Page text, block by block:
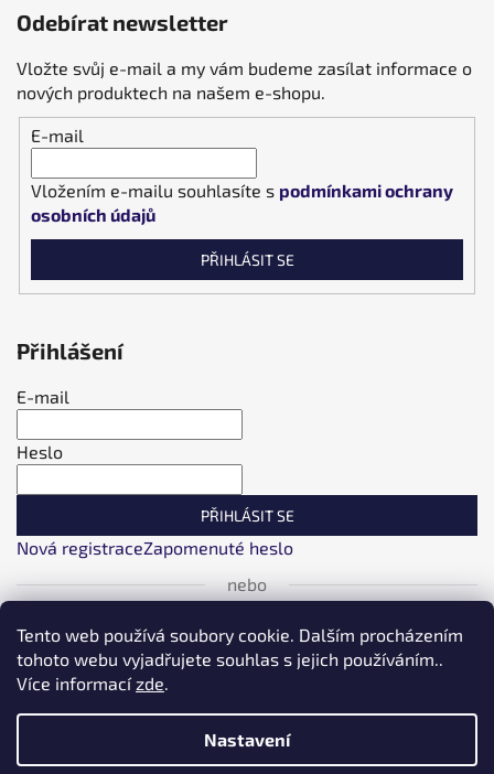
Tento web používá soubory cookie. Dalším procházením
tohoto webu vyjadřujete souhlas s jejich používáním..
Více informacízde.
Nastavení
Odebírat newsletter
Vložte svůj e-mail a my vám budeme zasílat informace o
nových produktech na našem e-shopu.
E-mail
Vložením e-mailu souhlasíte s podmínkami ochrany
osobních údajů
PŘIHLÁSIT SE
Přihlášení
E-mail
Heslo
PŘIHLÁSIT SE
Nová registraceZapomenuté heslo
nebo
Přihlásit se přes Facebook
Přihlásit se přes Seznam